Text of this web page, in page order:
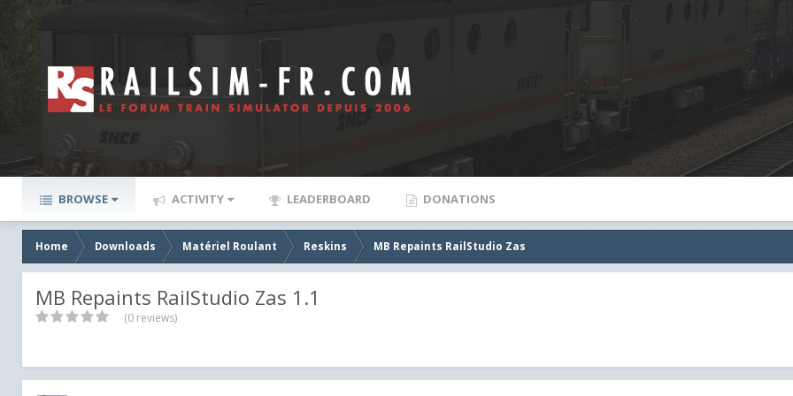
BROWSE ACTIVITY LEADERBOARD DONATIONS
Home Downloads Matériel Roulant Reskins MB Repaints RailStudio Zas
MB Repaints RailStudio Zas 1.1
(0 reviews)